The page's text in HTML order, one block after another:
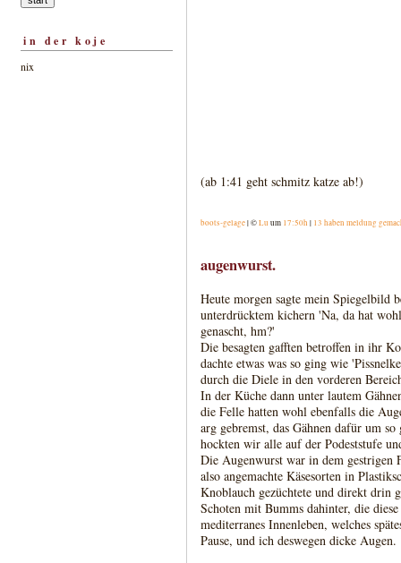
in der koje
nix
(ab 1:41 geht schmitz katze ab!)
boots-gelage| ©Lu um 17:50h | 13 haben meldung
augenwurst.
Heute morgen sagte mein Spiegelbild
unterdrücktem kichern 'Na, da hat
genascht, hm?'
Die besagten gafften betroffen in ihr
dachte etwas was so ging wie
durch die Diele in den vorderen
In der Küche dann unter lautem
die Felle hatten wohl ebenfalls die
arg gebremst, das Gähnen dafür um
hockten wir alle auf der Podeststufe
Die Augenwurst war in dem gestrigen
also angemachte Käsesorten in
Knoblauch gezüchtete und direkt drin
Schoten mit Bumms dahinter, die
mediterranes Innenleben, welches
Pause, und ich deswegen dicke Augen.